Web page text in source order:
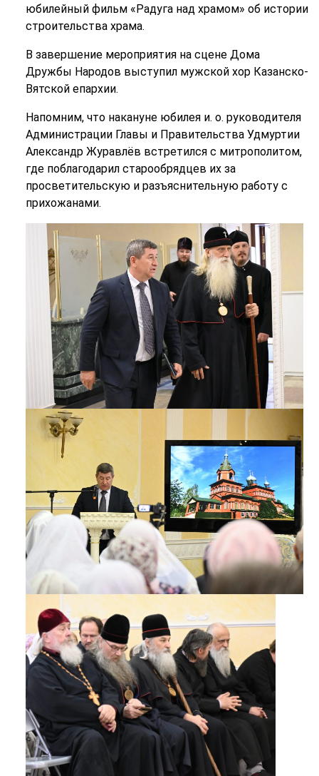
юбилейный фильм «Радуга над храмом» об истории
строительства храма.
В завершение мероприятия на сцене Дома
Дружбы Народов выступил мужской хор Казанско-
Вятской епархии.
Напомним, что накануне юбилея и. о. руководителя
Администрации Главы и Правительства Удмуртии
Александр Журавлёв встретился с митрополитом,
где поблагодарил старообрядцев их за
просветительскую и разъяснительную работу с
прихожанами.